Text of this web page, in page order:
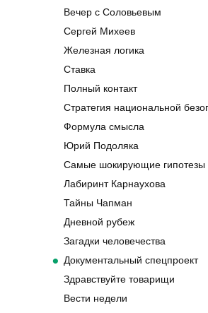
Вечер с Соловьевым
Сергей Михеев
Железная логика
Ставка
Полный контакт
Стратегия национальной
Формула смысла
Юрий Подоляка
Самые шокирующие гипотезы
Лабиринт Карнаухова
Тайны Чапман
Дневной рубеж
Загадки человечества
Документальный спецпроект
Здравствуйте товарищи
Вести недели